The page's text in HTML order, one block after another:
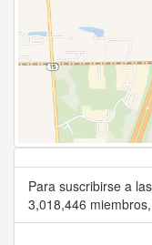
Para suscribirse a
3,018,446